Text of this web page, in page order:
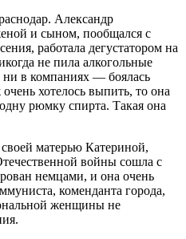
Александр
и сыном, пообщался с
работала дегустатором на
не пила алкогольные
в компаниях — боялась
хотелось выпить, то она
рюмку спирта. Такая она
матерью Катериной,
войны сошла с
немцами, и она очень
коменданта города,
женщины не